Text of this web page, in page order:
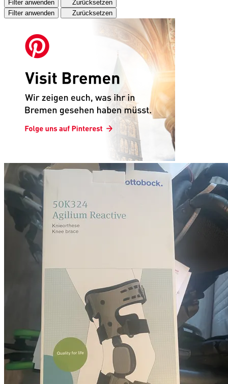
Filter anwenden
Zurücksetzen
Filter anwenden
Zurücksetzen